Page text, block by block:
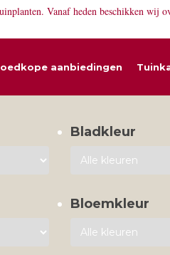
Vanaf heden beschikken wij
aanbiedingen
Bladkleur
Bloemkleur